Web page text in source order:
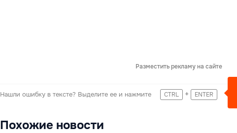
Разместить рекламу на сайте
Нашли ошибку в тексте? Выделите ее и нажмите CTRL + ENTER
Похожие новости